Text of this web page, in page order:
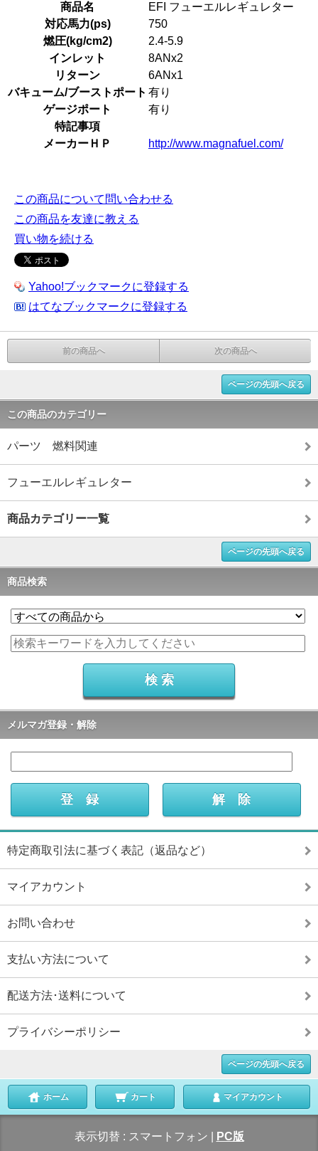
商品名
EFI フューエルレギュレター
対応馬力(ps)
750
燃圧(kg/cm2)
2.4-5.9
インレット
8ANx2
リターン
6ANx1
バキューム/ブーストポート 有り
ゲージポート
有り
特記事項
メーカーＨＰ
http://www.magnafuel.com/
この商品について問い合わせる
この商品を友達に教える
買い物を続ける
Yahoo!ブックマークに登録する
はてなブックマークに登録する
前の商品へ 次の商品へ
ページの先頭へ戻る
この商品のカテゴリー
パーツ 燃料関連
フューエルレギュレター
商品カテゴリー一覧
ページの先頭へ戻る
商品検索
メルマガ登録・解除
特定商取引法に基づく表記（返品など）
マイアカウント
お問い合わせ
支払い方法について
配送方法･送料について
プライバシーポリシー
ページの先頭へ戻る
ホーム カート マイアカウント
表示切替 : スマートフォン PC版